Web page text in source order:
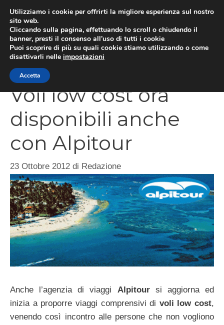
contenuto
Voli low cost ora
disponibili anche
con Alpitour
23 Ottobre 2012 di Redazione
Anche l’agenzia di viaggi Alpitoursi aggiorna ed
inizia a proporre viaggi comprensivi di voli low cost,
venendo così incontro alle persone che non vogliono
Utilizziamo i cookie per offrirti la migliore esperienza sul nostro
sito web.
Cliccando sulla pagina, effettuando lo scroll o chiudendo il
banner, presti il consenso all’uso di tutti i cookie
Puoi scoprire di più su quali cookie stiamo utilizzando o come
disattivarli nelle impostazioni
Accetta